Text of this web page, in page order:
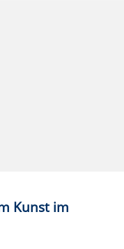
noch
der VHS